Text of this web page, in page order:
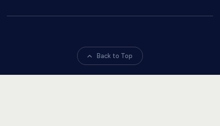
Back to Top